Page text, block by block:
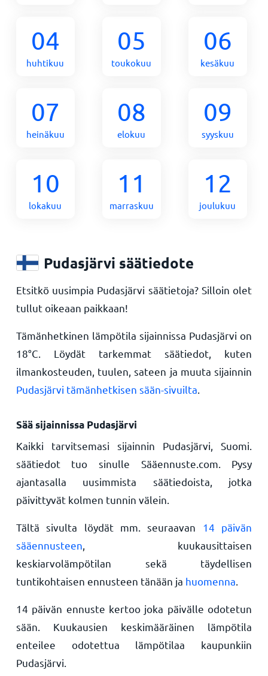
04
huhtikuu
05
toukokuu
06
kesäkuu
07
heinäkuu
08
elokuu
09
syyskuu
10
lokakuu
11
marraskuu
12
joulukuu
Pudasjärvi säätiedote
Etsitkö uusimpia Pudasjärvi säätietoja? Silloin olet
tullut oikeaan paikkaan!
Tämänhetkinen lämpötila sijainnissa Pudasjärvi on
18°C . Löydät tarkemmat säätiedot, kuten
ilmankosteuden, tuulen, sateen ja muuta sijainnin
Pudasjärvi tämänhetkisen sään-sivuilta
Sää sijainnissa Pudasjärvi
Kaikki tarvitsemasi sijainnin Pudasjärvi, Suomi.
säätiedot tuo sinulle Sääennuste.com. Pysy
ajantasalla uusimmista säätiedoista, jotka
päivittyvät kolmen tunnin välein.
Tältä sivulta löydät mm. seuraavan 14 päivän
sääennusteen , kuukausittaisen
keskiarvolämpötilan sekä täydellisen
tuntikohtaisen ennusteen tänään ja huomenna
14 päivän ennuste kertoo joka päivälle odotetun
sään. Kuukausien keskimääräinen lämpötila
enteilee odotettua lämpötilaa kaupunkiin
Pudasjärvi.